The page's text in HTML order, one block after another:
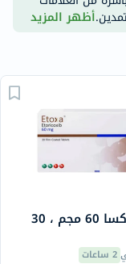
أظهر المزيد
أقراص إيتوكسا 60 مجم ، 30
2 ساعات